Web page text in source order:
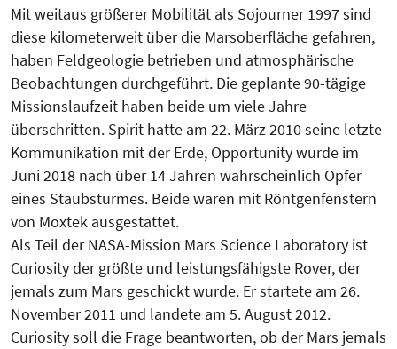
Mit weitaus größerer Mobilität als Sojourner 1997 sind
diese kilometerweit über die Marsoberfläche gefahren,
haben Feldgeologie betrieben und atmosphärische
Beobachtungen durchgeführt. Die geplante 90-tägige
Missionslaufzeit haben beide um viele Jahre
überschritten. Spirit hatte am 22. März 2010 seine letzte
Kommunikation mit der Erde, Opportunity wurde im
Juni 2018 nach über 14 Jahren wahrscheinlich Opfer
eines Staubsturmes. Beide waren mit Röntgenfenstern
von Moxtek ausgestattet.
Als Teil der NASA-Mission Mars Science Laboratory ist
Curiosity der größte und leistungsfähigste Rover, der
jemals zum Mars geschickt wurde. Er startete am 26.
November 2011 und landete am 5. August 2012.
Curiosity soll die Frage beantworten, ob der Mars jemals